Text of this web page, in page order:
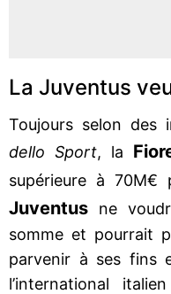
La Juventus
Toujours selon des
dello Sport, la
supérieure à 70M€
Juventus ne
somme et pourrait
parvenir à ses fins
l’international